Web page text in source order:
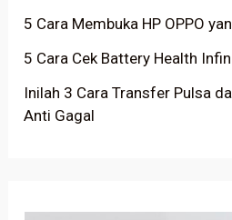
5 Cara Membuka HP OPPO
5 Cara Cek Battery Health
Inilah 3 Cara Transfer Pulsa
Anti Gagal